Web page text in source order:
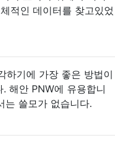
적인 데이터를 찾고있었
하기에 가장 좋은 방법이
해안 PNW에 유용합니
는 쓸모가 없습니다.